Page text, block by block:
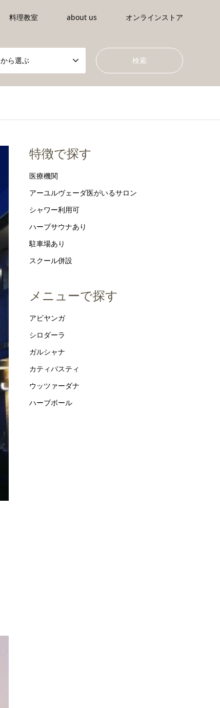
料理教室 about us オンラインストア
ら選ぶ
特徴で探す
医療機関
アーユルヴェーダ医がいるサロン
シャワー利用可
ハーブサウナあり
駐車場あり
スクール併設
メニューで探す
アビヤンガ
シロダーラ
ガルシャナ
カティバスティ
ウッツァーダナ
ハーブボール